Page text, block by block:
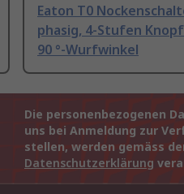
Eaton T0
phasig, 4-Stufen
90 °-Wurfwinkel
Die personenbezogenen
uns bei Anmeldung zur
stellen, werden gemäss
Datenschutzerklärung